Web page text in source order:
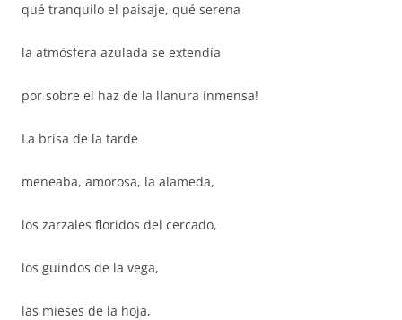
qué tranquilo el paisaje, qué serena
la atmósfera azulada se extendía
por sobre el haz de la llanura inmensa!
La brisa de la tarde
meneaba, amorosa, la alameda,
los zarzales floridos del cercado,
los guindos de la vega,
las mieses de la hoja,